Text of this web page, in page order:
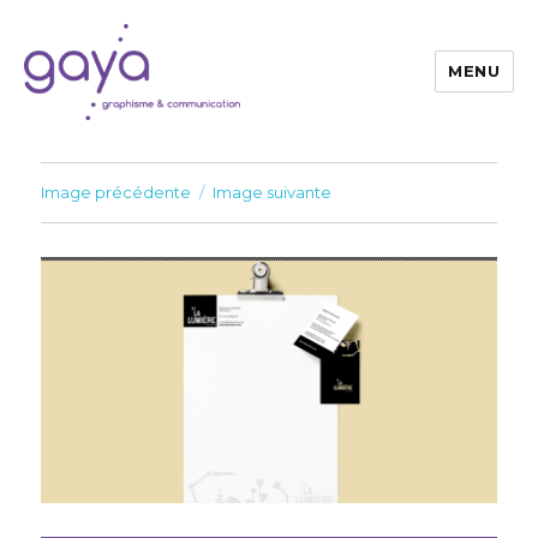
MENU
Image précédente Image suivante